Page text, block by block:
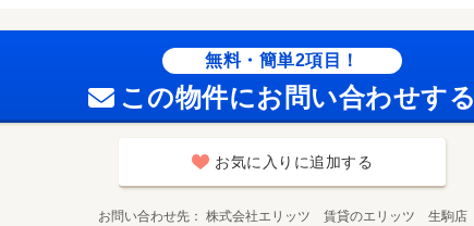
無料・簡単2項目！
この物件にお問い合わせする
お気に入りに追加する
お問い合わせ先 株式会社エリッツ 賃貸のエリッツ 生駒店